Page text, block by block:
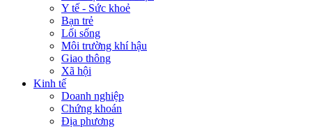
Y tế - Sức khoẻ
Bạn trẻ
Lối sống
Môi trường khí hậu
Giao thông
Xã hội
Kinh tế
Doanh nghiệp
Chứng khoán
Địa phương